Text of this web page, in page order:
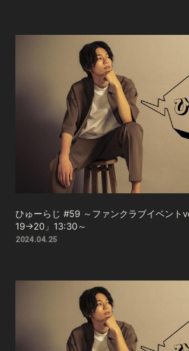
ひゅーらじ #59 ～ファンクラブイベント
19→20」13:30～
2024.04.25